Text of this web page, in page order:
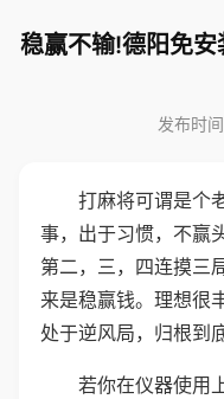
稳赢不输!德阳免
发布时
打麻将可谓是个
事，出于习惯，不赢
第二，三，四连摸三
来是稳赢钱。理想很
处于逆风局，归根到
若你在仪器使用